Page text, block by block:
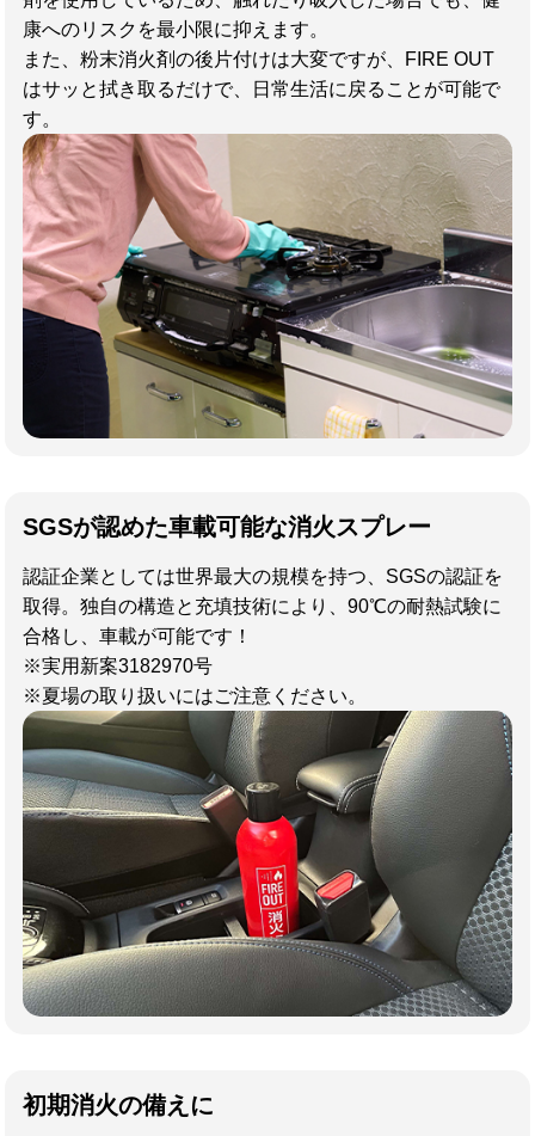
康へのリスクを最小限に抑えます。
また、粉末消火剤の後片付けは大変ですが、FIRE OUT
はサッと拭き取るだけで、日常生活に戻ることが可能で
す。
SGSが認めた車載可能な消火スプレー
認証企業としては世界最大の規模を持つ、SGSの認証を
取得。独自の構造と充填技術により、90℃の耐熱試験に
合格し、車載が可能です！
※実用新案3182970号
※夏場の取り扱いにはご注意ください。
初期消火の備えに